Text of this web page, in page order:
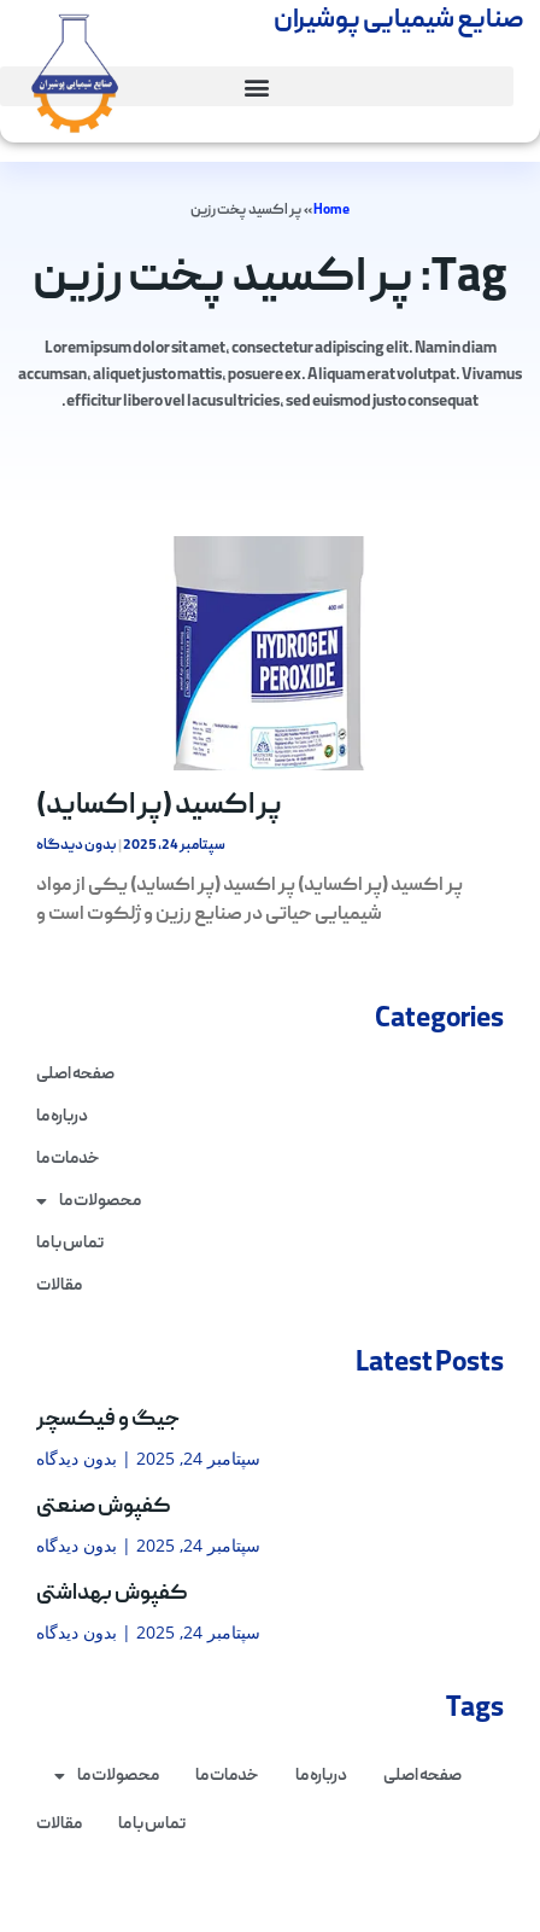
صنایع شیمیایی پوشیران
Home
»پر اکسید پخت رزین
Tag: پر اکسید پخت رزین
Lorem ipsum dolor sit amet, consectetur adipiscing elit. Nam in diam
accumsan, aliquet justo mattis, posuere ex. Aliquam erat volutpat. Vivamus
efficitur libero vel lacus ultricies, sed euismod justo consequat.
پر اکسید (پر اکساید)
سپتامبر 24, 2025 بدون دیدگاه
پر اکسید (پر اکساید) پر اکسید (پر اکساید) یکی از مواد
شیمیایی حیاتی در صنایع رزین و ژلکوت است و
Categories
صفحه اصلی
درباره ما
خدمات ما
محصولات ما
تماس با ما
مقالات
Latest Posts
جیگ و فیکسچر
سپتامبر 24, 2025 بدون دیدگاه
کفپوش صنعتی
سپتامبر 24, 2025 بدون دیدگاه
کفپوش بهداشتی
سپتامبر 24, 2025 بدون دیدگاه
Tags
صفحه اصلی درباره ما خدمات ما
محصولات ما
تماس با ما
مقالات